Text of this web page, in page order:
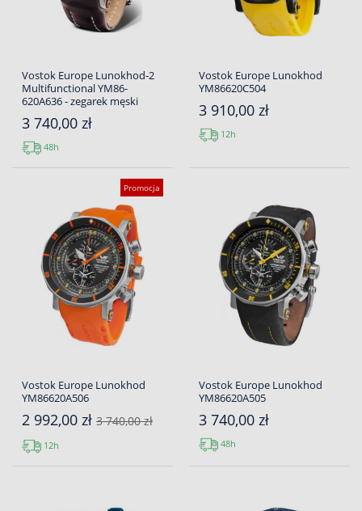
Vostok Europe Lunokhod-2
Multifunctional YM86-
620A636 - zegarek męski
3 740,00 zł
48h
Vostok Europe Lunokhod
YM86620C504
3 910,00 zł
12h
Promocja
Vostok Europe Lunokhod
YM86620A506
2 992,00 zł 3 740,00 zł
12h
Vostok Europe Lunokhod
YM86620A505
3 740,00 zł
48h